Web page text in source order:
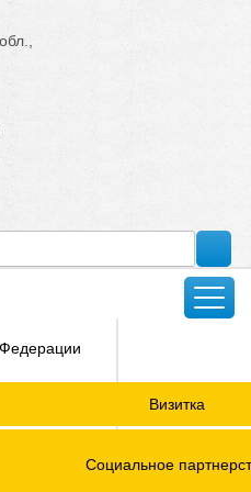
Визитка
от 2026 года
Социальное